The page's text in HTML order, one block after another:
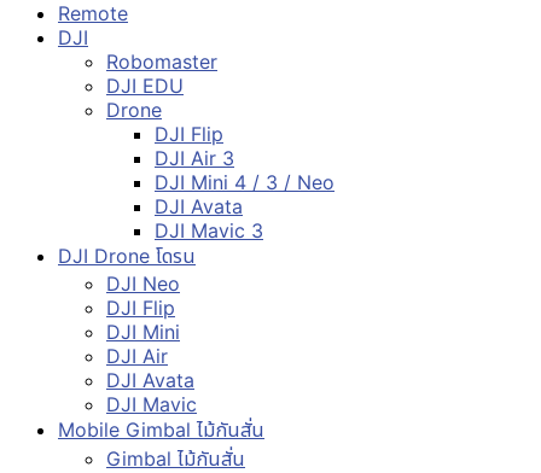
Remote
DJI
Robomaster
DJI EDU
Drone
DJI Flip
DJI Air 3
DJI Mini 4 / 3 / Neo
DJI Avata
DJI Mavic 3
DJI Drone โดรน
DJI Neo
DJI Flip
DJI Mini
DJI Air
DJI Avata
DJI Mavic
Mobile Gimbal ไม้กันสั่น
Gimbal ไม้กันสั่น